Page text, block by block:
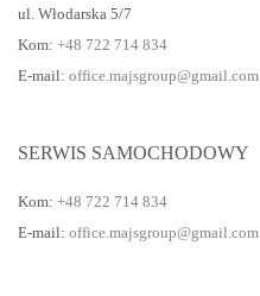
ul. Włodarska 5/7
Kom: +48 722 714 834
E-mail: office.majsgroup@gmail.com
SERWIS SAMOCHODOWY
Kom: +48 722 714 834
E-mail: office.majsgroup@gmail.com